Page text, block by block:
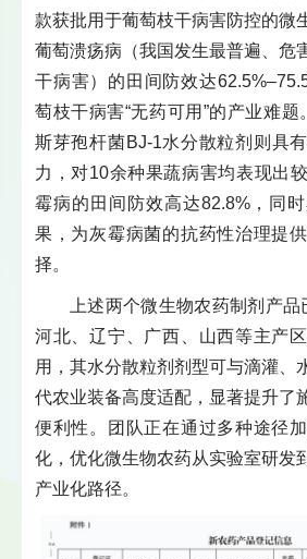
款获批用于葡萄枝干病害防控的微
葡萄溃疡病（我国发生最普遍、危
干病害）的田间防效达
萄枝干病害“无药可用”的产业难
斯芽孢杆菌BJ-1水分散粒剂则具
力，对10余种果蔬病害均表现出
霉病的田间防效高达82.8%，同
果，为灰霉病菌的抗药性治理提
择。
上述两个微生物农药制剂产品
河北、辽宁、广西、山西等主产
用，其水分散粒剂剂型可与滴灌、
代农业装备高度适配，显著提升了
便利性。团队正在通过多种途径
化，优化微生物农药从实验室研发
产业化路径。